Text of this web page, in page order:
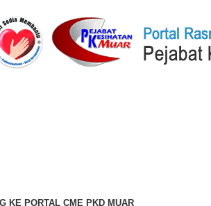
KE PORTAL CME PKD MUAR